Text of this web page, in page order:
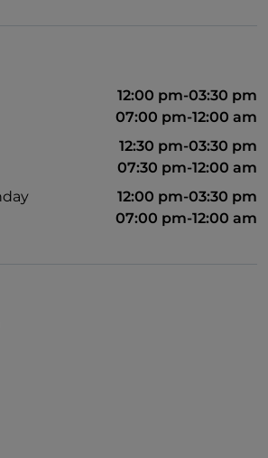
12:00 pm-03:30 pm
07:00 pm-12:00 am
12:30 pm-03:30 pm
07:30 pm-12:00 am
12:00 pm-03:30 pm
07:00 pm-12:00 am